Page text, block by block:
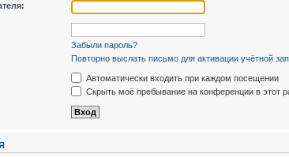
Забыли пароль?
Повторно выслать письмо для активации учётной
Автоматически входить при каждом посещении
Скрыть моё пребывание на конференции в этот